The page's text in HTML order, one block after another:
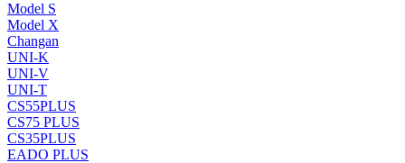
Model S
Model X
Changan
UNI-K
UNI-V
UNI-T
CS55PLUS
CS75 PLUS
CS35PLUS
EADO PLUS